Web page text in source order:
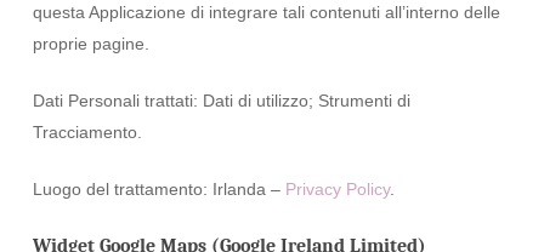
questa Applicazione di integrare tali contenuti all’interno delle
proprie pagine.
Dati Personali trattati: Dati di utilizzo; Strumenti di
Tracciamento.
Luogo del trattamento: Irlanda – Privacy Policy.
Widget Google Maps (Google Ireland Limited)